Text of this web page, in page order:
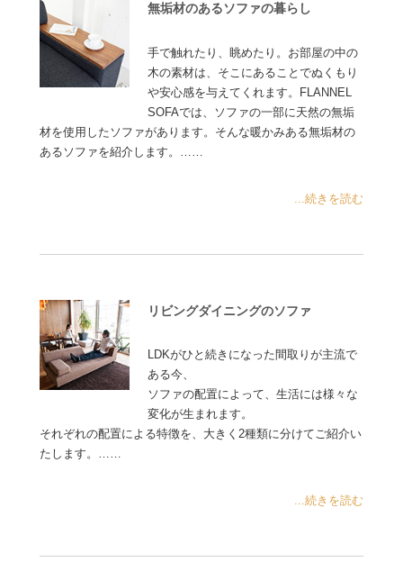
無垢材のあるソファの暮らし
手で触れたり、眺めたり。お部屋の中の
木の素材は、そこにあることでぬくもり
や安心感を与えてくれます。FLANNEL
SOFAでは、ソファの一部に天然の無垢
材を使用したソファがあります。そんな暖かみある無垢材の
あるソファを紹介します。……
...続きを読む
リビングダイニングのソファ
LDKがひと続きになった間取りが主流で
ある今、
ソファの配置によって、生活には様々な
変化が生まれます。
それぞれの配置による特徴を、大きく2種類に分けてご紹介い
たします。……
...続きを読む